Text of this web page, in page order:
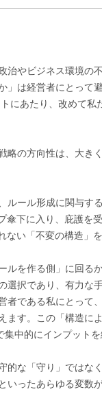
治やビジネス環境の
」は経営者にとって
にあたり、改めて私
略の方向性は、大き
ルール形成に関与する
傘下に入り、庇護を
ない「不変の構造」
を作る側」に回る
選択であり、有力な
者である私にとって
ます。この「構造に
中的にインプットを
的な「守り」ではな
いったあらゆる変数